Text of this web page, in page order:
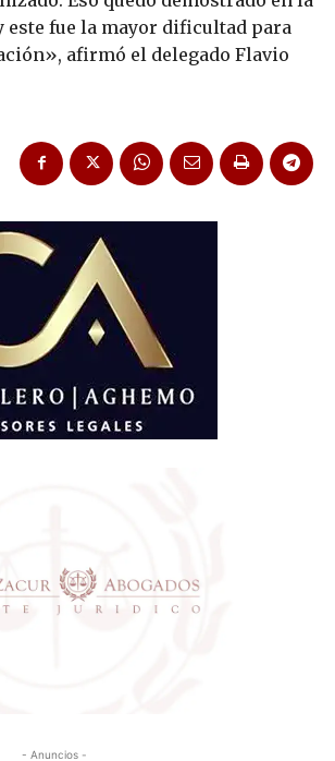
este fue la mayor dificultad para
afirmó el delegado Flavio
- Anuncios -